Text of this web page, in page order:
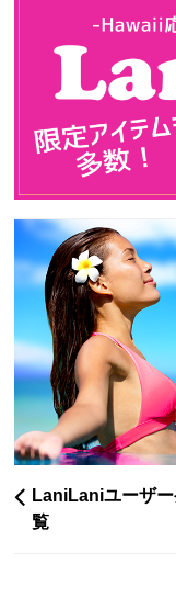
LaniLaniユーザ
覧